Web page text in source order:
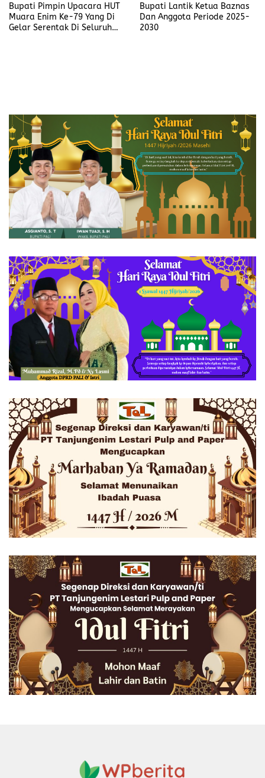
Bupati Pimpin Upacara HUT
Muara Enim Ke-79 Yang Di
Gelar Serentak Di Seluruh
Bupati Lantik Ketua Baznas
Dan Anggota Periode 2025-
2030